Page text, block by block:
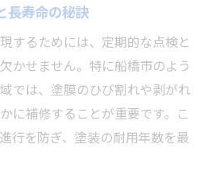
長寿命の秘訣
するためには、定期的な点検と
かせません。特に船橋市のよう
では、塗膜のひび割れや剥がれ
に補修することが重要です。こ
行を防ぎ、塗装の耐用年数を最